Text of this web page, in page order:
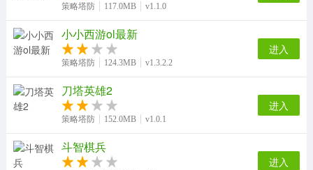
策略塔防 117.0MB v1.1.0
小小西游ol最新
策略塔防 124.3MB v1.3.2.2
进入
刀塔英雄2
策略塔防 152.0MB v1.0.1
进入
斗智棋兵
进入